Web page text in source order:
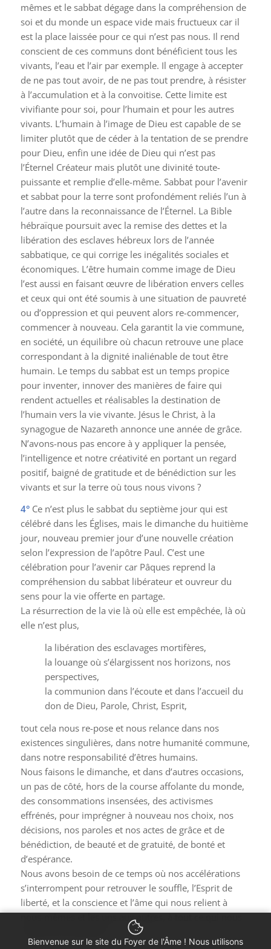
mêmes et le sabbat dégage dans la compréhension de
soi et du monde un espace vide mais fructueux car il
est la place laissée pour ce qui n’est pas nous. Il rend
conscient de ces communs dont bénéficient tous les
vivants, l’eau et l’air par exemple. Il engage à accepter
de ne pas tout avoir, de ne pas tout prendre, à résister
à l’accumulation et à la convoitise. Cette limite est
vivifiante pour soi, pour l’humain et pour les autres
vivants. L’humain à l’image de Dieu est capable de se
limiter plutôt que de céder à la tentation de se prendre
pour Dieu, enfin une idée de Dieu qui n’est pas
l’Éternel Créateur mais plutôt une divinité toute-
puissante et remplie d’elle-même. Sabbat pour l’avenir
et sabbat pour la terre sont profondément reliés l’un à
l’autre dans la reconnaissance de l’Éternel. La Bible
hébraïque poursuit avec la remise des dettes et la
libération des esclaves hébreux lors de l’année
sabbatique, ce qui corrige les inégalités sociales et
économiques. L’être humain comme image de Dieu
l’est aussi en faisant œuvre de libération envers celles
et ceux qui ont été soumis à une situation de pauvreté
ou d’oppression et qui peuvent alors re-commencer,
commencer à nouveau. Cela garantit la vie commune,
en société, un équilibre où chacun retrouve une place
correspondant à la dignité inaliénable de tout être
humain. Le temps du sabbat est un temps propice
pour inventer, innover des manières de faire qui
rendent actuelles et réalisables la destination de
l’humain vers la vie vivante. Jésus le Christ, à la
synagogue de Nazareth annonce une année de grâce.
N’avons-nous pas encore à y appliquer la pensée,
l’intelligence et notre créativité en portant un regard
positif, baigné de gratitude et de bénédiction sur les
vivants et sur la terre où tous nous vivons ?
4°Ce n’est plus le sabbat du septième jour qui est
célébré dans les Églises, mais le dimanche du huitième
jour, nouveau premier jour d’une nouvelle création
selon l’expression de l’apôtre Paul. C’est une
célébration pour l’avenir car Pâques reprend la
compréhension du sabbat libérateur et ouvreur du
sens pour la vie offerte en partage.
La résurrection de la vie là où elle est empêchée, là où
elle n’est plus,
la libération des esclavages mortifères,
la louange où s’élargissent nos horizons, nos
perspectives,
la communion dans l’écoute et dans l’accueil du
don de Dieu, Parole, Christ, Esprit,
tout cela nous re-pose et nous relance dans nos
existences singulières, dans notre humanité commune,
dans notre responsabilité d’êtres humains.
Nous faisons le dimanche, et dans d’autres occasions,
un pas de côté, hors de la course affolante du monde,
des consommations insensées, des activismes
effrénés, pour imprégner à nouveau nos choix, nos
décisions, nos paroles et nos actes de grâce et de
bénédiction, de beauté et de gratuité, de bonté et
d’espérance.
Nous avons besoin de ce temps où nos accélérations
s’interrompent pour retrouver le souffle, l’Esprit de
liberté, et la conscience et l’âme qui nous relient à
nous-mêmes et les uns aux autres, à tout ce qui nous
Bienvenue sur le site du Foyer de l'Âme ! Nous utilisons